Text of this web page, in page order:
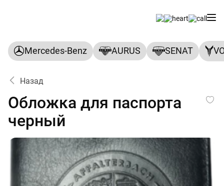
Mercedes-Benz AURUS SENAT
Назад
Обложка для паспорта
Обложка для паспорта
черный